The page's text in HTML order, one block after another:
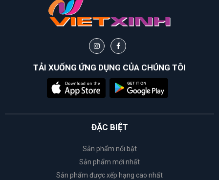
TẢI XUỐNG ỨNG DỤNG CỦA CHÚNG TÔI
ĐẶC BIỆT
Sản phẩm nổi bật
Sản phẩm mới nhất
Sản phẩm được xếp hạng cao nhất